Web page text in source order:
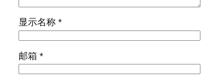
显示名称 *
邮箱 *